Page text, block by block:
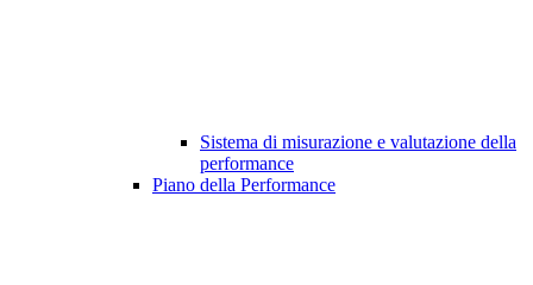
Sistema di misurazione e valutazione della
performance
Piano della Performance